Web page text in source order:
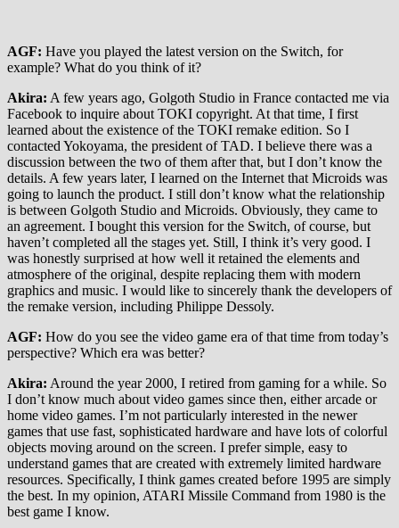
AGF: Have you played the latest version on the Switch, for
example? What do you think of it?
Akira: A few years ago, Golgoth Studio in France contacted me via
Facebook to inquire about TOKI copyright. At that time, I first
learned about the existence of the TOKI remake edition. So I
contacted Yokoyama, the president of TAD. I believe there was a
discussion between the two of them after that, but I don’t know the
details. A few years later, I learned on the Internet that Microids was
going to launch the product. I still don’t know what the relationship
is between Golgoth Studio and Microids. Obviously, they came to
an agreement. I bought this version for the Switch, of course, but
haven’t completed all the stages yet. Still, I think it’s very good. I
was honestly surprised at how well it retained the elements and
atmosphere of the original, despite replacing them with modern
graphics and music. I would like to sincerely thank the developers of
the remake version, including Philippe Dessoly.
AGF: How do you see the video game era of that time from today’s
perspective? Which era was better?
Akira: Around the year 2000, I retired from gaming for a while. So
I don’t know much about video games since then, either arcade or
home video games. I’m not particularly interested in the newer
games that use fast, sophisticated hardware and have lots of colorful
objects moving around on the screen. I prefer simple, easy to
understand games that are created with extremely limited hardware
resources. Specifically, I think games created before 1995 are simply
the best. In my opinion, ATARI Missile Command from 1980 is the
best game I know.